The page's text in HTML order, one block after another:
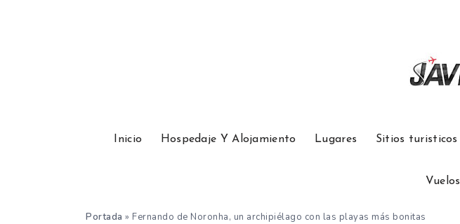
Inicio Hospedaje Y Alojamiento Lugares Sitios turisticos
Vuelos
Portada » Fernando de Noronha, un archipiélago con las playas más bonitas